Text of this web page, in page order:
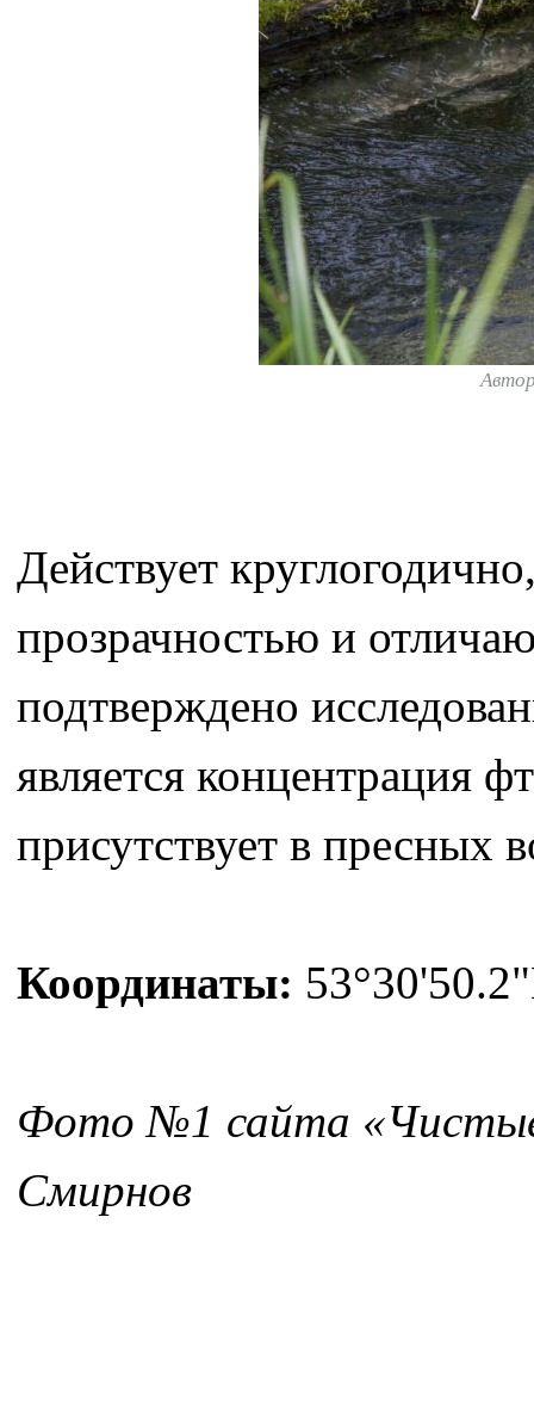
Действует
прозрачностью и
подтверждено
является концентрация
присутствует в пресных
Координаты:
Фото №1 сайта
Смирнов